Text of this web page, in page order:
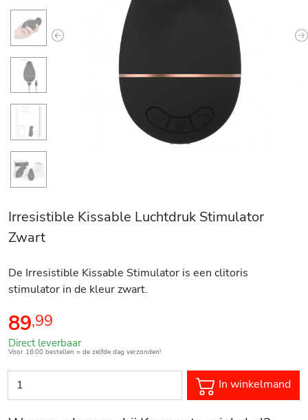
Previous
Irresistible Kissable Luchtdruk Stimulator
Zwart
De Irresistible Kissable Stimulator is een clitoris
stimulator in de kleur zwart.
89,99
Direct leverbaar
Voor 16:00 bestellen = de zelfde dag verzonden!
In winkelmand